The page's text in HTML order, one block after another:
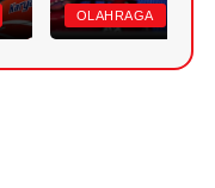
OLAHRAGA